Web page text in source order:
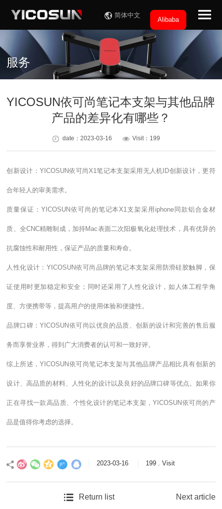
简体中文
Alibaba
服务
YICOSUN依可尚笔记本支架与其他品牌
产品的差异化有哪些？
date：2023-03-16 Visit：199
创新设计：YICOSUN依可尚X1笔记本支架采用无人机ID创新设计，更符
合年轻人的审美需求。
质量保证：YICOSUN依可尚的笔记本X1支架采用iphone同款铝合金材
质、全CNC精雕制成，加持Mac表面二次阳极氧化处理技术，具有优异的
抗腐蚀性和耐用性，保证产品的质量和寿命。
人性化设计：YICOSUN依可尚品牌的笔记本支架采用防滑硅胶触脚，保
证使用时更加稳定和安全；同时还采用了人性化设计，如人体工程学角
度、方便携带等，提高用户的使用体验和便捷性。
品牌口碑：YICOSUN依可尚以优良的品质、创新的设计和完善的售后服
务而享誉业界，得到广大消费者的认可和一致好评。
综上所述，YICOSUN依可尚笔记本支架与其他品牌产品相比具有创新的
设计、高品质的材料、人性化的设计以及良好的品牌口碑等优点。如果你
正在寻找一款高品质、个性化设计的笔记本支架，YICOSUN依可尚的产
品是值得你考虑的选择。
2023-03-16 199 . Visit
Return list Next article